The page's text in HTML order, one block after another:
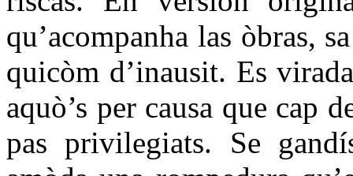
qu’acompanha las òbras,
quicòm d’inausit. Es
aquò’s per causa que cap
pas privilegiats. Se